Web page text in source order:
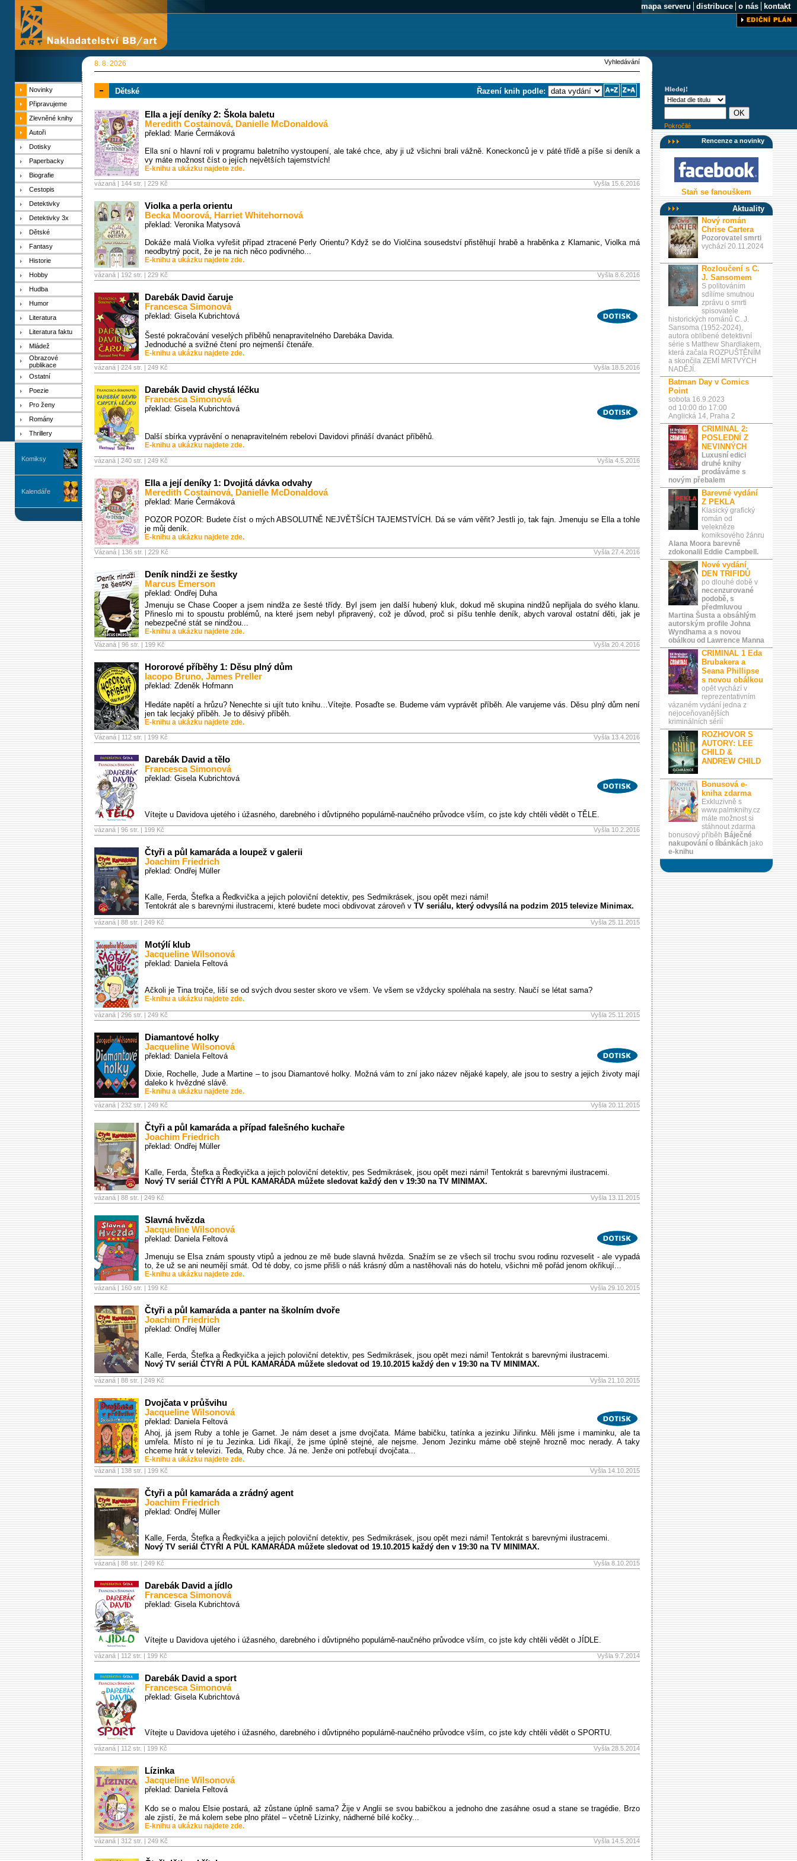
mapa serveru distribuce o nás kontakt
8. 8. 2026 Vyhledávání
Novinky
Připravujeme
Zlevněné knihy
Autoři
Dotisky
Paperbacky
Biografie
Cestopis
Detektivky
Detektivky 3x
Dětské
Fantasy
Historie
Hobby
Hudba
Humor
Literatura
Literatura faktu
Mládež
Obrazové
publikace
Ostatní
Poezie
Pro ženy
Romány
Thrillery
Komiksy
Kalendáře
Dětské Řazení knih podle:
Ella a její deníky 2: Škola baletu
Meredith Costainová, Danielle McDonaldová
překlad: Marie Čermáková
Ella sní o hlavní roli v programu baletního vystoupení, ale také chce, aby ji už všichni brali vážně. Koneckonců je v páté třídě a píše si deník a
vy máte možnost číst o jejích největších tajemstvích!
E-knihu a ukázku najdete zde.
vázaná | 144 str. | 229 Kč Vyšla 15.6.2016
Violka a perla orientu
Becka Moorová, Harriet Whitehornová
překlad: Veronika Matysová
Dokáže malá Violka vyřešit případ ztracené Perly Orientu? Když se do Violčina sousedství přistěhují hrabě a hraběnka z Klamanic, Violka má
neodbytný pocit, že je na nich něco podivného...
E-knihu a ukázku najdete zde.
vázaná | 192 str. | 229 Kč Vyšla 8.6.2016
Darebák David čaruje
Francesca Simonová
překlad: Gisela Kubrichtová
Šesté pokračování veselých příběhů nenapravitelného Darebáka Davida.
Jednoduché a svižné čtení pro nejmenší čtenáře.
E-knihu a ukázku najdete zde.
vázaná | 224 str. | 249 Kč Vyšla 18.5.2016
Darebák David chystá léčku
Francesca Simonová
překlad: Gisela Kubrichtová
Další sbírka vyprávění o nenapravitelném rebelovi Davidovi přináší dvanáct příběhů.
E-knihu a ukázku najdete zde.
vázaná | 240 str. | 249 Kč Vyšla 4.5.2016
Ella a její deníky 1: Dvojitá dávka odvahy
Meredith Costainová, Danielle McDonaldová
překlad: Marie Čermáková
POZOR POZOR: Budete číst o mých ABSOLUTNĚ NEJVĚTŠÍCH TAJEMSTVÍCH. Dá se vám věřit? Jestli jo, tak fajn. Jmenuju se Ella a tohle
je můj deník.
E-knihu a ukázku najdete zde.
Vázaná | 136 str. | 229 Kč Vyšla 27.4.2016
Deník nindži ze šestky
Marcus Emerson
překlad: Ondřej Duha
Jmenuju se Chase Cooper a jsem nindža ze šesté třídy. Byl jsem jen další hubený kluk, dokud mě skupina nindžů nepřijala do svého klanu.
Přineslo mi to spoustu problémů, na které jsem nebyl připravený, což je důvod, proč si píšu tenhle deník, abych varoval ostatní děti, jak je
nebezpečné stát se nindžou...
E-knihu a ukázku najdete zde.
Vázaná | 96 str. | 199 Kč Vyšla 20.4.2016
Hororové příběhy 1: Děsu plný dům
Iacopo Bruno, James Preller
překlad: Zdeněk Hofmann
Hledáte napětí a hrůzu? Nenechte si ujít tuto knihu…Vítejte. Posaďte se. Budeme vám vyprávět příběh. Ale varujeme vás. Děsu plný dům není
jen tak lecjaký příběh. Je to děsivý příběh.
E-knihu a ukázku najdete zde.
Vázaná | 112 str. | 199 Kč Vyšla 13.4.2016
Darebák David a tělo
Francesca Simonová
překlad: Gisela Kubrichtová
Vítejte u Davidova ujetého i úžasného, darebného i důvtipného populárně-naučného průvodce vším, co jste kdy chtěli vědět o TĚLE.
vázaná | 96 str. | 199 Kč Vyšla 10.2.2016
Čtyři a půl kamaráda a loupež v galerii
Joachim Friedrich
překlad: Ondřej Müller
Kalle, Ferda, Štefka a Ředkvička a jejich poloviční detektiv, pes Sedmikrásek, jsou opět mezi námi!
Tentokrát ale s barevnými ilustracemi, které budete moci obdivovat zároveň v TV seriálu, který odvysílá na podzim 2015 televize Minimax.
vázaná | 88 str. | 249 Kč Vyšla 25.11.2015
Motýlí klub
Jacqueline Wilsonová
překlad: Daniela Feltová
Ačkoli je Tina trojče, liší se od svých dvou sester skoro ve všem. Ve všem se vždycky spoléhala na sestry. Naučí se létat sama?
E-knihu a ukázku najdete zde.
vázaná | 296 str. | 249 Kč Vyšla 25.11.2015
Diamantové holky
Jacqueline Wilsonová
překlad: Daniela Feltová
Dixie, Rochelle, Jude a Martine – to jsou Diamantové holky. Možná vám to zní jako název nějaké kapely, ale jsou to sestry a jejich životy mají
daleko k hvězdné slávě.
E-knihu a ukázku najdete zde.
vázaná | 232 str. | 249 Kč Vyšla 20.11.2015
Čtyři a půl kamaráda a případ falešného kuchaře
Joachim Friedrich
překlad: Ondřej Müller
Kalle, Ferda, Štefka a Ředkvička a jejich poloviční detektiv, pes Sedmikrásek, jsou opět mezi námi! Tentokrát s barevnými ilustracemi.
Nový TV seriál ČTYŘI A PŮL KAMARÁDA můžete sledovat každý den v 19:30 na TV MINIMAX.
vázaná | 88 str. | 249 Kč Vyšla 13.11.2015
Slavná hvězda
Jacqueline Wilsonová
překlad: Daniela Feltová
Jmenuju se Elsa znám spousty vtipů a jednou ze mě bude slavná hvězda. Snažím se ze všech sil trochu svou rodinu rozveselit - ale vypadá
to, že už se ani neumějí smát. Od té doby, co jsme přišli o náš krásný dům a nastěhovali nás do hotelu, všichni mě pořád jenom okřikují...
E-knihu a ukázku najdete zde.
vázaná | 160 str. | 199 Kč Vyšla 29.10.2015
Čtyři a půl kamaráda a panter na školním dvoře
Joachim Friedrich
překlad: Ondřej Müller
Kalle, Ferda, Štefka a Ředkvička a jejich poloviční detektiv, pes Sedmikrásek, jsou opět mezi námi! Tentokrát s barevnými ilustracemi.
Nový TV seriál ČTYŘI A PŮL KAMARÁDA můžete sledovat od 19.10.2015 každý den v 19:30 na TV MINIMAX.
vázaná | 88 str. | 249 Kč Vyšla 21.10.2015
Dvojčata v průšvihu
Jacqueline Wilsonová
překlad: Daniela Feltová
Ahoj, já jsem Ruby a tohle je Garnet. Je nám deset a jsme dvojčata. Máme babičku, tatínka a jezinku Jiřinku. Měli jsme i maminku, ale ta
umřela. Místo ní je tu Jezinka. Lidi říkají, že jsme úplně stejné, ale nejsme. Jenom Jezinku máme obě stejně hrozně moc nerady. A taky
chceme hrát v televizi. Teda, Ruby chce. Já ne. Jenže oni potřebují dvojčata...
E-knihu a ukázku najdete zde.
vázaná | 138 str. | 199 Kč Vyšla 14.10.2015
Čtyři a půl kamaráda a zrádný agent
Joachim Friedrich
překlad: Ondřej Müller
Kalle, Ferda, Štefka a Ředkvička a jejich poloviční detektiv, pes Sedmikrásek, jsou opět mezi námi! Tentokrát s barevnými ilustracemi.
Nový TV seriál ČTYŘI A PŮL KAMARÁDA můžete sledovat od 19.10.2015 každý den v 19:30 na TV MINIMAX.
vázaná | 88 str. | 249 Kč Vyšla 8.10.2015
Darebák David a jídlo
Francesca Simonová
překlad: Gisela Kubrichtová
Vítejte u Davidova ujetého i úžasného, darebného i důvtipného populárně-naučného průvodce vším, co jste kdy chtěli vědět o JÍDLE.
vázaná | 112 str. | 199 Kč Vyšla 9.7.2014
Darebák David a sport
Francesca Simonová
překlad: Gisela Kubrichtová
Vítejte u Davidova ujetého i úžasného, darebného i důvtipného populárně-naučného průvodce vším, co jste kdy chtěli vědět o SPORTU.
vázaná | 112 str. | 199 Kč Vyšla 28.5.2014
Lízinka
Jacqueline Wilsonová
překlad: Daniela Feltová
Kdo se o malou Elsie postará, až zůstane úplně sama? Žije v Anglii se svou babičkou a jednoho dne zasáhne osud a stane se tragédie. Brzo
ale zjistí, že má kolem sebe plno přátel – včetně Lízinky, nádherné bílé kočky...
E-knihu a ukázku najdete zde.
vázaná | 312 str. | 249 Kč Vyšla 14.5.2014
Pokročilé
Rencenze a novinky
Staň se fanouškem
Aktuality
Nový román
Chrise Cartera
Pozorovatel smrti
vychází 20.11.2024
Rozloučení s C.
J. Sansomem
S politováním
sdílíme smutnou
zprávu o smrti
spisovatele
historických románů C. J.
Sansoma (1952-2024),
autora oblíbené detektivní
série s Matthew Shardlakem,
která začala ROZPUŠTĚNÍM
a skončila ZEMÍ MRTVÝCH
NADĚJÍ.
Batman Day v Comics
Point
sobota 16.9.2023
od 10:00 do 17:00
Anglická 14, Praha 2
CRIMINAL 2:
POSLEDNÍ Z
NEVINNÝCH
Luxusní edici
druhé knihy
prodáváme s
novým přebalem
Barevné vydání
Z PEKLA
Klasický grafický
román od
velekněze
komiksového žánru
Alana Moora barevně
zdokonalil Eddie Campbell.
Nové vydání
DEN TRIFIDŮ
po dlouhé době v
necenzurované
podobě, s
předmluvou
Martina Šusta a obsáhlým
autorským profile Johna
Wyndhama a s novou
obálkou od Lawrence Manna
CRIMINAL 1 Eda
Brubakera a
Seana Phillipse
s novou obálkou
opět vychází v
reprezentativním
vázaném vydání jedna z
nejoceňovanějších
kriminálních sérií
ROZHOVOR S
AUTORY: LEE
CHILD &
ANDREW CHILD
Bonusová e-
kniha zdarma
Exkluzivně s
www.palmknihy.cz
máte možnost si
stáhnout zdarma
bonusový příběh Báječné
nakupování o líbánkách jako
e-knihu